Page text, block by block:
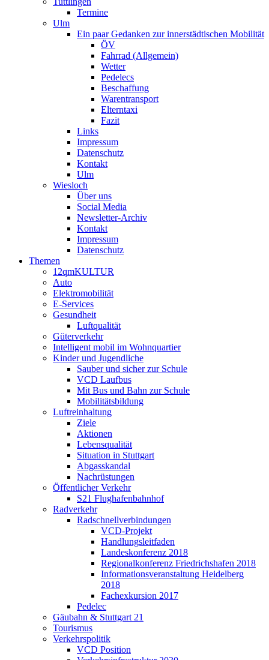
Termine
Ulm
Ein paar Gedanken zur innerstädtischen Mobilität
ÖV
Fahrrad (Allgemein)
Wetter
Pedelecs
Beschaffung
Warentransport
Elterntaxi
Fazit
Links
Impressum
Datenschutz
Kontakt
Ulm
Wiesloch
Über uns
Social Media
Newsletter-Archiv
Kontakt
Impressum
Datenschutz
Themen
12qmKULTUR
Auto
Elektromobilität
E-Services
Gesundheit
Luftqualität
Güterverkehr
Intelligent mobil im Wohnquartier
Kinder und Jugendliche
Sauber und sicher zur Schule
VCD Laufbus
Mit Bus und Bahn zur Schule
Mobilitätsbildung
Luftreinhaltung
Ziele
Aktionen
Lebensqualität
Situation in Stuttgart
Abgasskandal
Nachrüstungen
Öffentlicher Verkehr
S21 Flughafenbahnhof
Radverkehr
Radschnellverbindungen
VCD-Projekt
Handlungsleitfaden
Landeskonferenz 2018
Regionalkonferenz Friedrichshafen 2018
Informationsveranstaltung Heidelberg
2018
Fachexkursion 2017
Pedelec
Gäubahn & Stuttgart 21
Tourismus
Verkehrspolitik
VCD Position